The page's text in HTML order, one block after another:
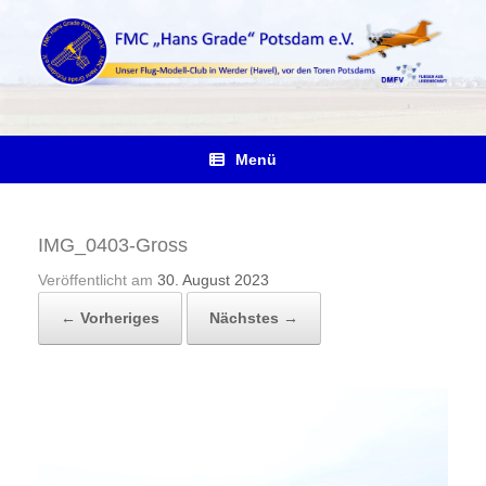
springen
Menü
IMG_0403-Gross
Veröffentlicht am 30. August 2023
← Vorheriges Nächstes →